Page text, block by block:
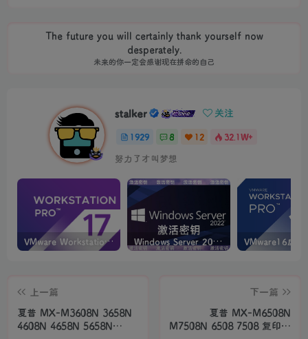
The future you will certainly thank yourself now
desperately.
未来的你一定会感谢现在拼命的自己
stalker 关注
1929 8 12
32.1W+
努力了才叫梦想
VMware Workstation PRO v17.6.4 正式版_虚拟机(带激活密钥) Windows Server 2022激活密钥 2024 5月更新
上一篇
夏普 MX-M3608N 3658N
4608N 4658N 5658N
下一篇
夏普 MX-M6508N
M7508N 6508 7508 复印机